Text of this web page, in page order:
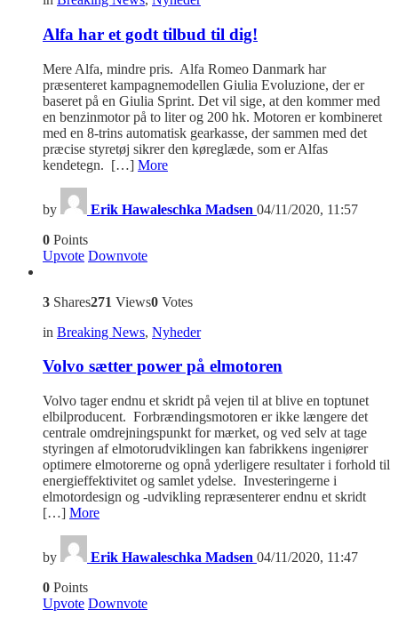
Alfa har et godt tilbud til dig!
Mere Alfa, mindre pris. Alfa Romeo Danmark har
præsenteret kampagnemodellen Giulia Evoluzione, der er
baseret på en Giulia Sprint. Det vil sige, at den kommer med
en benzinmotor på to liter og 200 hk. Motoren er kombineret
med en 8-trins automatisk gearkasse, der sammen med det
præcise styretøj sikrer den køreglæde, som er Alfas
kendetegn. […] More
by Erik Hawaleschka Madsen 04/11/2020, 11:57
0 Points
Upvote Downvote
3 Shares271 Views0 Votes
in Breaking News, Nyheder
Volvo sætter power på elmotoren
Volvo tager endnu et skridt på vejen til at blive en toptunet
elbilproducent. Forbrændingsmotoren er ikke længere det
centrale omdrejningspunkt for mærket, og ved selv at tage
styringen af elmotorudviklingen kan fabrikkens ingeniører
optimere elmotorerne og opnå yderligere resultater i forhold til
energieffektivitet og samlet ydelse. Investeringerne i
elmotordesign og -udvikling repræsenterer endnu et skridt
[…] More
by Erik Hawaleschka Madsen 04/11/2020, 11:47
0 Points
Upvote Downvote